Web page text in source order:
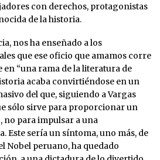
con derechos, protagonistas
de la historia.
nos ha enseñado a los
que ese oficio que amamos corre
“una rama de la literatura de
acaba convirtiéndose en un
del que, siguiendo a Vargas
sólo sirve para proporcionar un
para impulsar a una
sería un síntoma, uno más, de
Nobel peruano, ha quedado